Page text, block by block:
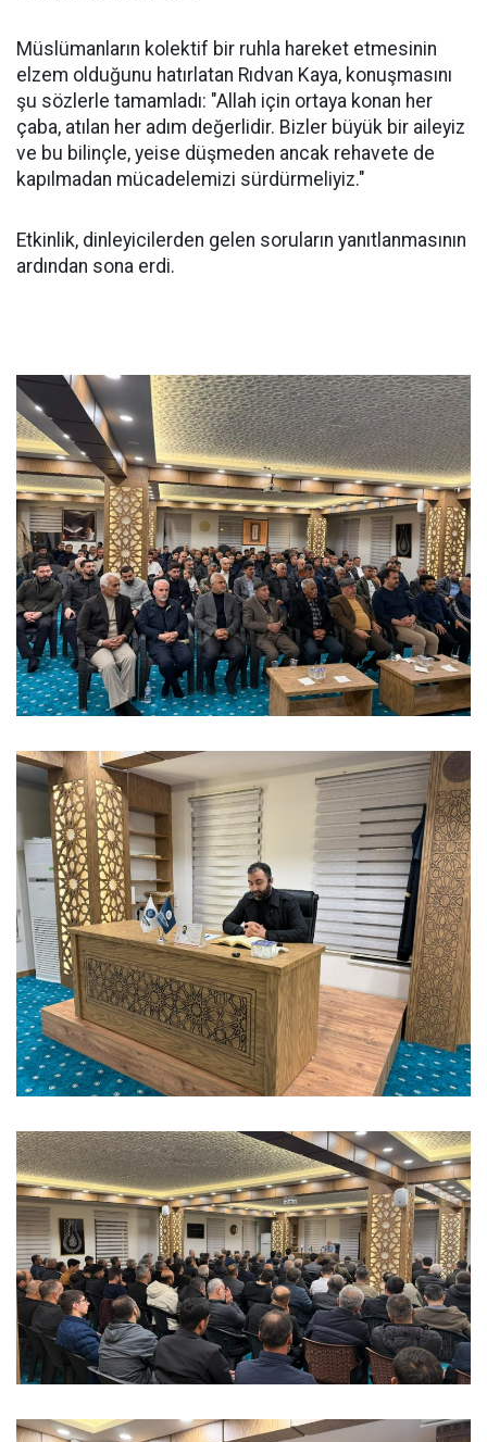
Müslümanların kolektif bir ruhla hareket etmesinin
elzem olduğunu hatırlatan Rıdvan Kaya, konuşmasını
şu sözlerle tamamladı: "Allah için ortaya konan her
çaba, atılan her adım değerlidir. Bizler büyük bir aileyiz
ve bu bilinçle, yeise düşmeden ancak rehavete de
kapılmadan mücadelemizi sürdürmeliyiz."
Etkinlik, dinleyicilerden gelen soruların yanıtlanmasının
ardından sona erdi.